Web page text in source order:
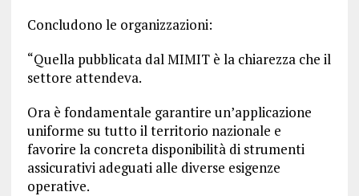
Concludono le organizzazioni:
“Quella pubblicata dal MIMIT è la chiarezza che il
settore attendeva.
Ora è fondamentale garantire un’applicazione
uniforme su tutto il territorio nazionale e
favorire la concreta disponibilità di strumenti
assicurativi adeguati alle diverse esigenze
operative.